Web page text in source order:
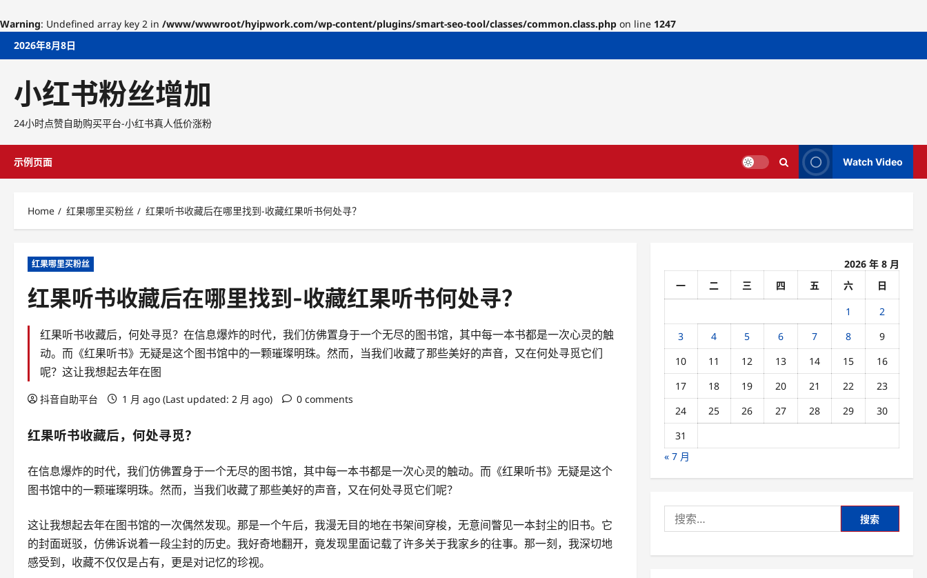
Warning: Undefined array key 2 in /www/wwwroot/hyipwork.com/wp-content/plugins/smart-seo-tool/classes/common.class.php on line 1247
Skip2026年8月8日
小红书粉丝增加
24小时点赞自助购买平台-小红书真人低价涨粉
示例页面 Watch Video
Home 红果哪里买粉丝 红果听书收藏后在哪里找到-收藏红果听书何处寻？
红果哪里买粉丝
红果听书收藏后在哪里找到-收藏红果听书何处寻？
红果听书收藏后，何处寻觅？在信息爆炸的时代，我们仿佛置身于一个无尽的图书馆，其中每一本书都是一次心灵的触
动。而《红果听书》无疑是这个图书馆中的一颗璀璨明珠。然而，当我们收藏了那些美好的声音，又在何处寻觅它们
呢？这让我想起去年在图
抖音自助平台 1 月 ago (Last updated: 2 月 ago) 0 comments
红果听书收藏后，何处寻觅？
在信息爆炸的时代，我们仿佛置身于一个无尽的图书馆，其中每一本书都是一次心灵的触动。而《红果听书》无疑是这个
图书馆中的一颗璀璨明珠。然而，当我们收藏了那些美好的声音，又在何处寻觅它们呢？
这让我想起去年在图书馆的一次偶然发现。那是一个午后，我漫无目的地在书架间穿梭，无意间瞥见一本封尘的旧书。它
的封面斑驳，仿佛诉说着一段尘封的历史。我好奇地翻开，竟发现里面记载了许多关于我家乡的往事。那一刻，我深切地
感受到，收藏不仅仅是占有，更是对记忆的珍视。
2026 年 8 月
一
二 三 四 五 六
日
1
2
3
4 5 6 7 8
9
10
11 12 13 14 15
16
17
18 19 20 21 22
23
24
25 26 27 28 29
30
31
« 7 月
索：